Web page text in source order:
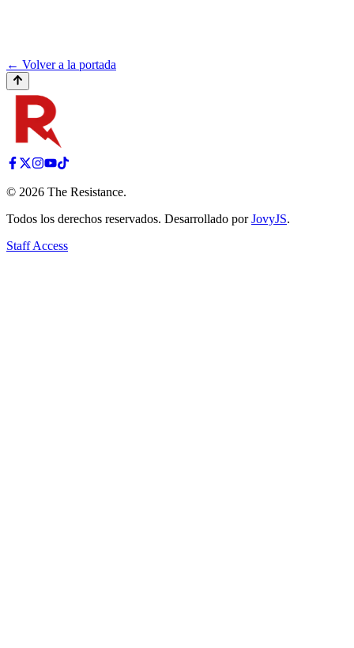
← Volver a la portada
© 2026 The Resistance.
Todos los derechos reservados. Desarrollado por JovyJS.
Staff Access